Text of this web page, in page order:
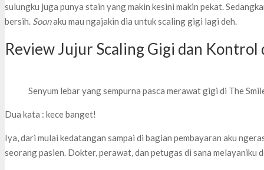
sulungku juga punya stain yang makin kesini makin pekat.
bersih. Soonaku mau ngajakin dia untuk scaling gigi lagi deh.
Review Jujur Scaling Gigi dan Kontrol
Senyum lebar yang sempurna pasca merawat gigi di The
Dua kata : kece banget!
Iya, dari mulai kedatangan sampai di bagian pembayaran aku
seorang pasien. Dokter, perawat, dan petugas di sana melayaniku